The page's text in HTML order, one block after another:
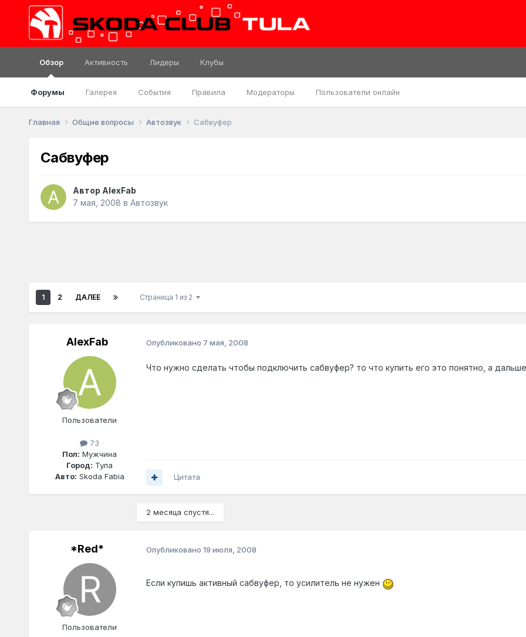
Обзор
Форумы Галерея События Правила Модераторы Пользователи онлайн
Активность Лидеры Клубы
Главная Общие вопросы Автозвук Сабвуфер
Сабвуфер
Автор AlexFab
7 мая, 2008 в Автозвук
1 2 ДАЛЕЕ Страница 1 из 2
AlexFab
Пользователи
73
Пол: Мужчина
Город: Тула
Авто: Skoda Fabia
Опубликовано 7 мая, 2008
Что нужно сделать чтобы подключить сабвуфер? то что купить его это понятно, а
Цитата
2 месяца спустя...
*Red*
Пользователи
Опубликовано 19 июля, 2008
Если купишь активный сабвуфер, то усилитель не нужен